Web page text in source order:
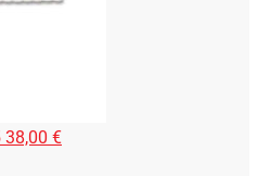
38,00 €